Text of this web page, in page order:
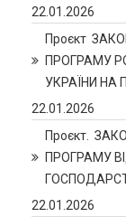
22.01.2026
Проєкт
ПРОГРАМУ
УКРАЇНИ НА
22.01.2026
Проєкт.
ПРОГРАМУ
22.01.2026